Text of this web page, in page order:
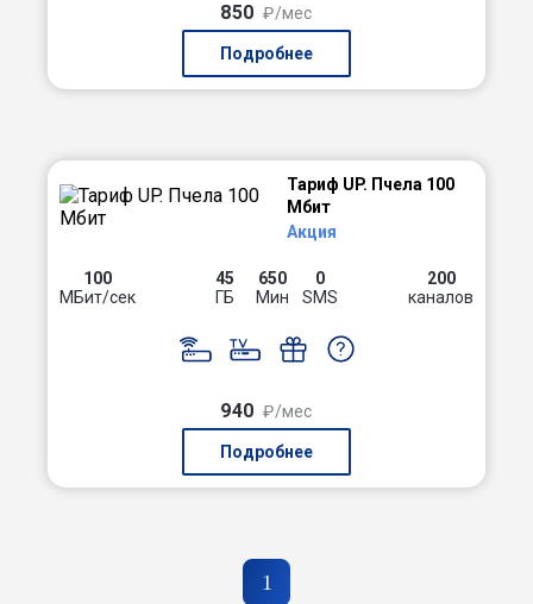
850 ₽/мес
Подробнее
Тариф UP. Пчела 100
Мбит
Акция
100
МБит/сек
45
ГБ
650
Мин
0
SMS
200
каналов
940 ₽/мес
Подробнее
1